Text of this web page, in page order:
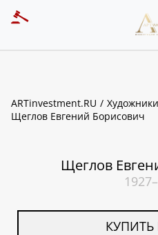
ARTinvestment.RU
Щеглов Евгений Борисович
Щеглов
КУПИТЬ